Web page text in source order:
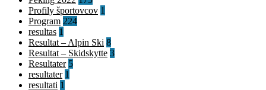
Profily športovcov 1
Program 224
resultas 1
Resultat – Alpin Ski 8
Resultat – Skidskytte 3
Resultater 5
resultater 1
resultati 1